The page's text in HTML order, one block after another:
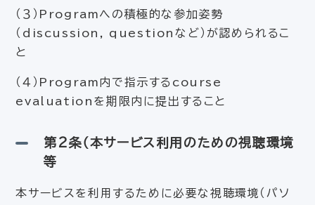
（３）Programへの積極的な参加姿勢
（discussion, questionなど）が認められるこ
と
（４）Program内で指示するcourse
evaluationを期限内に提出すること
第2条（本サービス利用のための視聴環境
等
本サービスを利用するために必要な視聴環境（パソ